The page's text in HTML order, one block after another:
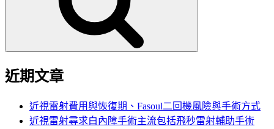
近期文章
近視雷射費用與恢復期、Fasoul二回機風險與手術方式
近視雷射尋求白內障手術主流包括飛秒雷射輔助手術